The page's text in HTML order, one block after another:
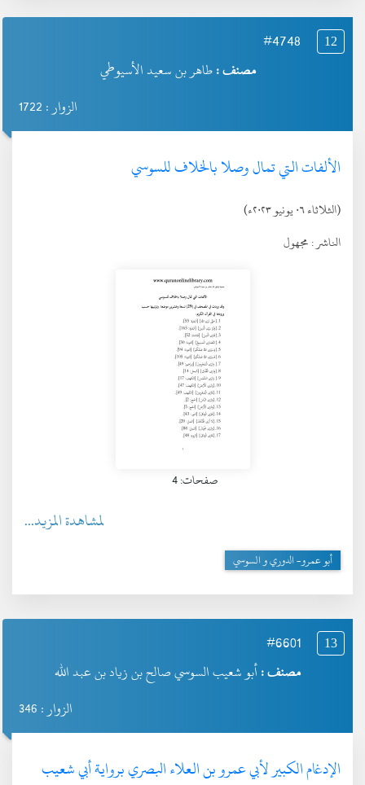
12
#4748
مصنف :طاهر بن سعيد الأسيوطي
الزوار : 1722
الألفات التي تمال وصلا بالخلاف للسوسي
(الثلاثاء ٠٦ يونيو ٢٠٢٣ء)
الناشر :مجهول
صفحات: 4
لمشاهدة المزيد...
أبو عمرو- الدوري و السوسي
13
#6601
مصنف :أبو شعيب السوسي صالح بن زياد بن عبد الله
الزوار : 346
الإدغام الكبير لأبي عمرو بن العلاء البصري برواية أبي شعيب